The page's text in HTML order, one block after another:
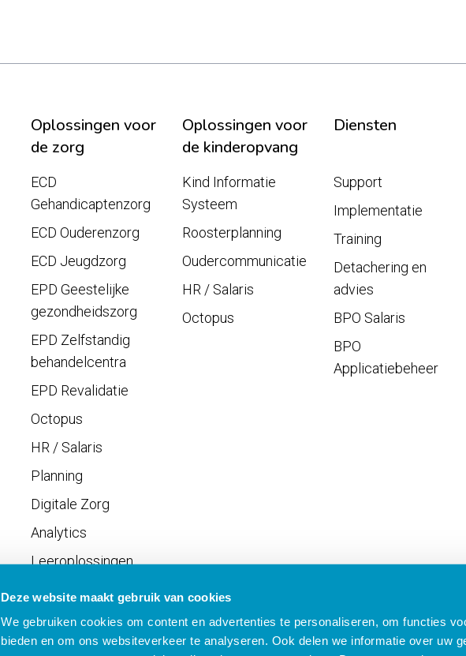
Deze website maakt gebruik van cookies
We gebruiken cookies om content en advertenties te personaliseren, om functies
bieden en om ons websiteverkeer te analyseren. Ook delen we informatie over uw
Oplossingen voor
de zorg
Oplossingen voor
de kinderopvang
Diensten
ECD
Gehandicaptenzorg
ECD Ouderenzorg
ECD Jeugdzorg
EPD Geestelijke
gezondheidszorg
EPD Zelfstandig
behandelcentra
EPD Revalidatie
Octopus
HR / Salaris
Planning
Digitale Zorg
Analytics
Leeroplossingen
Vrijwilligersportaal
Kind Informatie
Systeem
Roosterplanning
Oudercommunicatie
HR / Salaris
Octopus
Support
Implementatie
Training
Detachering en
advies
BPO Salaris
BPO
Applicatiebeheer